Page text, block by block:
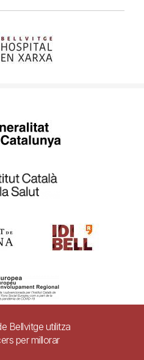
Bellvitge utilitza
per millorar